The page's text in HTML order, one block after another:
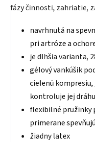
fázy činnosti, zahriatie,
navrhnutá na
pri artróze a
je dlhšia varianta,
gélový vankúšik
cielenú
kontroluje jej dráhu
flexibilné pružinky
primerane spevňujú
žiadny latex